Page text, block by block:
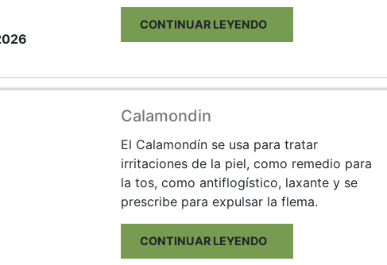
CONTINUAR LEYENDO
Calamondin
El Calamondín se usa para tratar
irritaciones de la piel, como remedio para
la tos, como antiflogístico, laxante y se
prescribe para expulsar la flema.
CONTINUAR LEYENDO